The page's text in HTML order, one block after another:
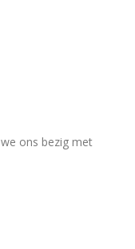
ons bezig met